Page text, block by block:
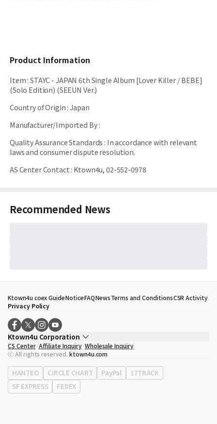
Product Information
Item:STAYC - JAPAN 6th Single Album [Lover Killer / BEBE]
(Solo Edition) (SEEUN Ver.)
Country of Origin:Japan
Manufacturer/Imported By:
Quality Assurance Standards : In accordance with relevant
laws and consumer dispute resolution.
AS Center Contact: Ktown4u, 02-552-0978
Recommended News
Ktown4u coex GuideNoticeFAQNewsTerms and ConditionsCSR Activity
Privacy Policy
Ktown4u Corporation
CEO
Song Hyo Min
Business Registration No. 120-87-71116
Office Address513, Yeongdong-daero, Gangnam-gu, Seoul, Republic of
Korea
CS Center Affiliate Inquiry Wholesale Inquiry
ⓒ All rights reserved. ktown4u.com
HANTEO CIRCLE CHART PayPal
17TRACK
SF EXPRESS
FEDEX